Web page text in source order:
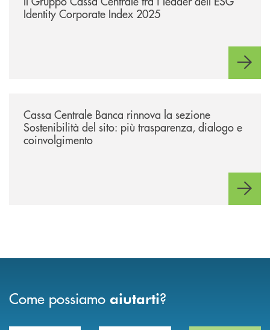
Identity Corporate Index 2025
Cassa Centrale Banca rinnova la sezione
Sostenibilità del sito: più trasparenza, dialogo e
coinvolgimento
Come possiamo aiutarti?